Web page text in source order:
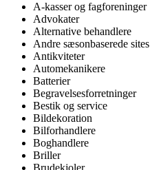
A-kasser og fagforeninger
Advokater
Alternative behandlere
Andre sæsonbaserede sites
Antikviteter
Automekanikere
Batterier
Begravelsesforretninger
Bestik og service
Bildekoration
Bilforhandlere
Boghandlere
Briller
Brudekjoler